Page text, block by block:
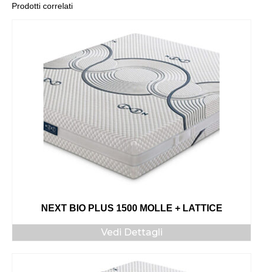
Prodotti correlati
NEXT BIO PLUS 1500 MOLLE + LATTICE
Vedi Dettagli